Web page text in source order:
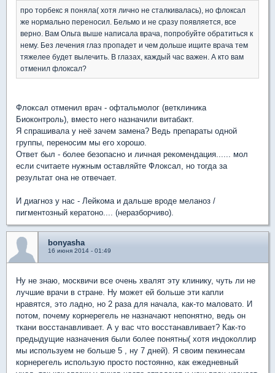
про торбекс я поняла( хотя лично не сталкивалась), но флоксал
же нормально переносил. Бельмо и не сразу появляется, все
верно. Вам Ольга выше написала врача, попробуйте обратиться к
нему. Без лечения глаз пропадет и чем дольше ищите врача тем
тяжелее будет вылечить. В глазах, каждый час важен. А кто вам
отменил флоксал?
Флоксал отменил врач - офтальмолог (ветклиника
Биоконтроль), вместо него назначили витабакт.
Я спрашивала у неё зачем замена? Ведь препараты одной
группы, переносим мы его хорошо.
Ответ был - более безопасно и личная рекомендация...... мол
если считаете нужным оставляйте Флоксал, но тогда за
результат она не отвечает.
И диагноз у нас - Лейкома и дальше вроде меланоз /
пигментозный кератоно.... (неразборчиво).
bonyasha
16 июня 2014 - 01:49
Ну не знаю, москвичи все очень хвалят эту клинику, чуть ли не
лучшие врачи в стране. Ну может ей больше эти капли
нравятся, это ладно, но 2 раза для начала, как-то маловато. И
потом, почему корнерегель не назначают непонятно, ведь он
ткани восстанавливает. А у вас что восстанавливает? Как-то
предыдущие назначения были более понятны( хотя индоколлир
мы используем не больше 5 , ну 7 дней). Я своим пекинесам
корнерегель использую просто постоянно, как ежедневный